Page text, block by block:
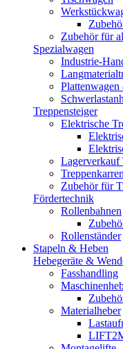
Zubehör für
Spezialwagen
Industrie-
Plattenwagen
Treppensteiger
Elektrische
Lagerverkauf
Treppenkarren
Zubehör für
Fördertechnik
Rollenbahnen
Rollenständer
Stapeln & Heben
Hebegeräte &
Fasshandling
Materialheber